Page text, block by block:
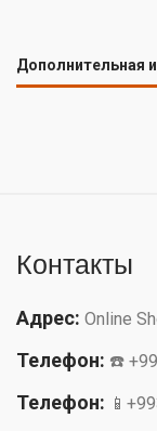
Дополнительная
Контакты
Адрес: Online
Телефон: ☎️
Телефон: